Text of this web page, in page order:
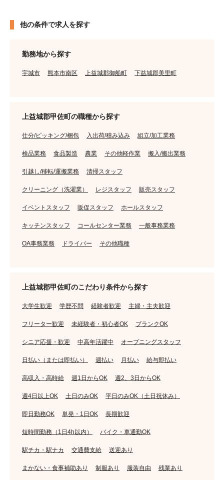
他の条件で求人を探す
勤務地から探す
宇城市 熊本市南区 上益城郡御船町 下益城郡美里町
上益城郡甲佐町の職種から探す
仕分/ピッキング/梱包 入出荷/積み込み 組立/加工業務
検品業務 食品製造 農業 その他軽作業 搬入/搬出業務
引越し/移転/運搬業務 清掃スタッフ
クリーニング（洗濯業） レジスタッフ 販売スタッフ
イベントスタッフ 販促スタッフ ホールスタッフ
キッチンスタッフ コールセンター業務 一般事務業務
OA事務業務 ドライバー その他職種
上益城郡甲佐町のこだわり条件から探す
大学生歓迎 学歴不問 経験者歓迎 主婦・主夫歓迎
フリーター歓迎 未経験者・初心者OK ブランクOK
シニア応援・歓迎 中高年活躍中 オープニングスタッフ
日払い（または即払い） 週払い 月払い 給与即払い
高収入・高時給 週1日からOK 週2、3日からOK
週4日以上OK 土日のみOK 平日のみOK（土日祝休み）
即日勤務OK 単発・1日OK 長期歓迎
短時間勤務（1日4h以内） バイク・車通勤OK
駅チカ・駅ナカ 交通費支給 送迎あり
まかない・食事補助あり 制服あり 服装自由 残業あり